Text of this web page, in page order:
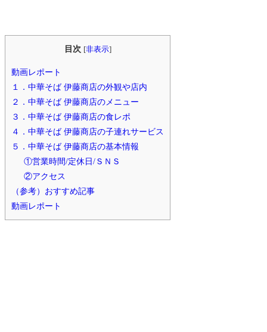
目次 [非表示]
動画レポート
１．中華そば 伊藤商店の外観や店内
２．中華そば 伊藤商店のメニュー
３．中華そば 伊藤商店の食レポ
４．中華そば 伊藤商店の子連れサービス
５．中華そば 伊藤商店の基本情報
①営業時間/定休日/ＳＮＳ
②アクセス
（参考）おすすめ記事
動画レポート